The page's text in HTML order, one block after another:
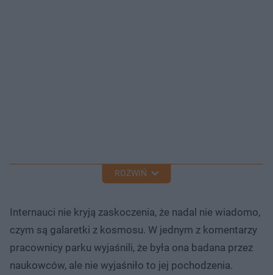
ROZWIŃ
Internauci nie kryją zaskoczenia, że nadal nie wiadomo,
czym są galaretki z kosmosu. W jednym z komentarzy
pracownicy parku wyjaśnili, że była ona badana przez
naukowców, ale nie wyjaśniło to jej pochodzenia.